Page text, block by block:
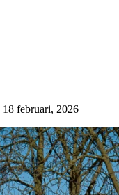
18 februari, 2026